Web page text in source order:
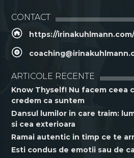
CONTACT
https://
ARTICOLE RECENTE
Know Thyself! Nu facem ceea
credem ca suntem
Dansul lumilor in care traim:
si cea exterioara
Ramai autentic in timp ce te
Esti condus de emotii sau de